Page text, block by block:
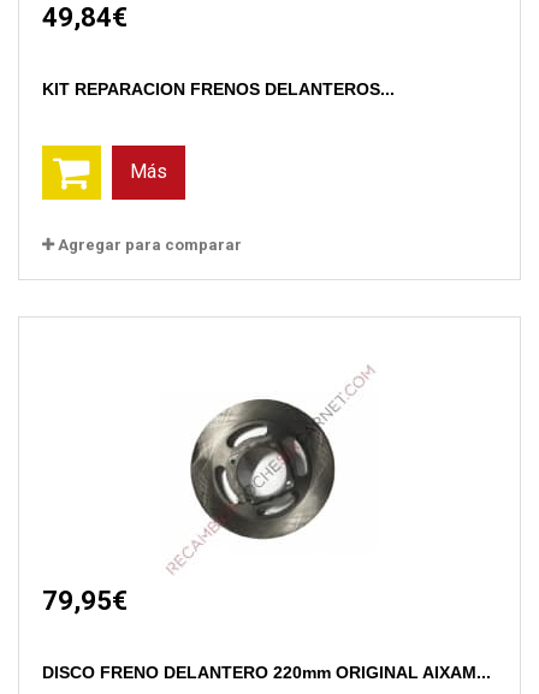
49,84€
KIT REPARACION FRENOS DELANTEROS...
Más
Agregar para comparar
79,95€
DISCO FRENO DELANTERO 220mm ORIGINAL AIXAM...